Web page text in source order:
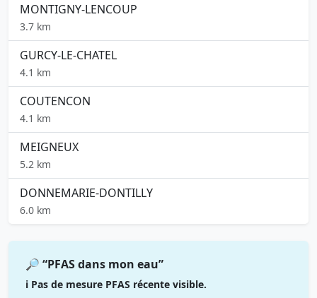
MONTIGNY-LENCOUP
3.7 km
GURCY-LE-CHATEL
4.1 km
COUTENCON
4.1 km
MEIGNEUX
5.2 km
DONNEMARIE-DONTILLY
6.0 km
🔎 “PFAS dans mon eau”
ℹ️ Pas de mesure PFAS récente visible.